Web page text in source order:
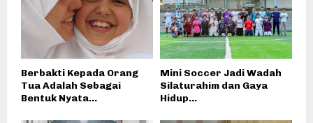
Berbakti Kepada Orang
Tua Adalah Sebagai
Bentuk Nyata...
Mini Soccer Jadi Wadah
Silaturahim dan Gaya
Hidup...